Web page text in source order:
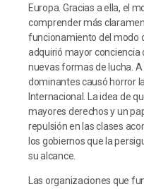
Europa. Gracias a ella, el
comprender más
funcionamiento del modo
adquirió mayor conciencia
nuevas formas de lucha. A
dominantes causó horror
Internacional. La idea de
mayores derechos y un
repulsión en las clases
los gobiernos que la
su alcance.
Las organizaciones que